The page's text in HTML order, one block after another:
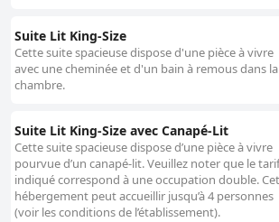
Suite Lit King-Size
Cette suite spacieuse dispose d'une pièce à vivre
avec une cheminée et d'un bain à remous dans la
chambre.
Suite Lit King-Size avec Canapé-Lit
Cette suite spacieuse dispose d’une pièce à vivre
pourvue d’un canapé-lit. Veuillez noter que le tarif
indiqué correspond à une occupation double. Cet
hébergement peut accueillir jusqu’à 4 personnes
(voir les conditions de l’établissement).